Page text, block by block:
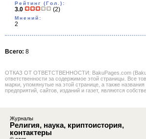
Рейтинг (Гол.):
3.0 (2)
Мнений:
2
Всего: 8
ОТКАЗ ОТ ОТВЕТСТВЕННОСТИ: BakuPages.com
ответственности за содержимое этой страницы. Все
марки, упомянутые на этой странице, а также названия
предприятий, сайтов, изданий и газет, являются
Журналы
Религия, наука, криптоистория,
контактеры